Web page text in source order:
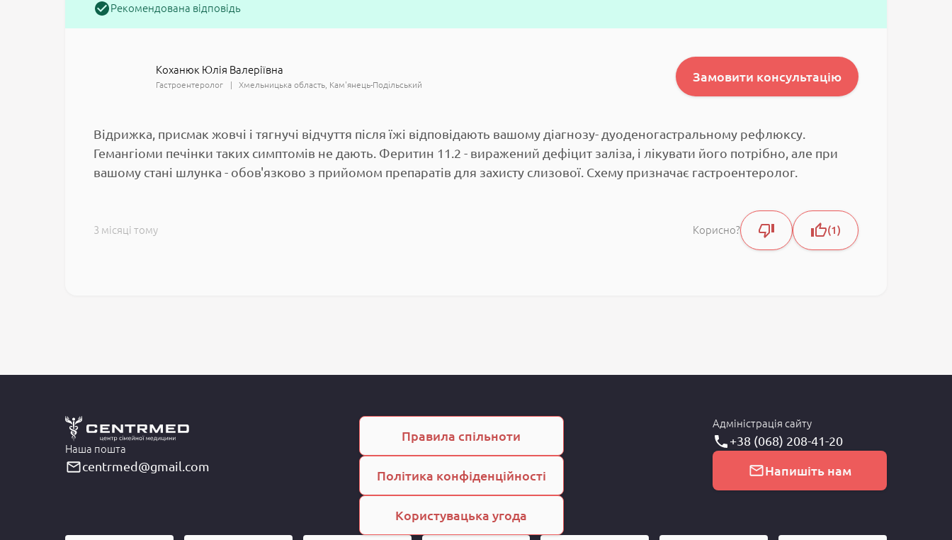
Рекомендована відповідь
Коханюк Юлія Валеріївна
Гастроентеролог Хмельницька область Кам'янець-Подільський
Замовити консультацію
Відрижка, присмак жовчі і тягнучі відчуття після їжі відповідають вашому діагнозу- дуоденогастральному рефлюксу.
Гемангіоми печінки таких симптомів не дають. Феритин 11.2 - виражений дефіцит заліза, і лікувати його потрібно, але при
вашому стані шлунка - обов'язково з прийомом препаратів для захисту слизової. Схему призначає гастроентеролог.
3 місяці тому Корисно? 1
Наша пошта
centrmed@gmail.com
Правила спільноти
Політика конфіденційності
Користувацька угода
Адміністрація сайту
+38 (068) 208-41-20
Напишіть нам